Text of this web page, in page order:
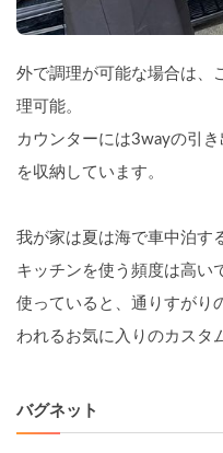
外で調理が可能な場合は、
理可能。
カウンターには3wayの引
を収納しています。
我が家は夏は海で車中泊す
キッチンを使う頻度は高い
使っていると、通りすがり
われるお気に入りのカスタ
バグネット